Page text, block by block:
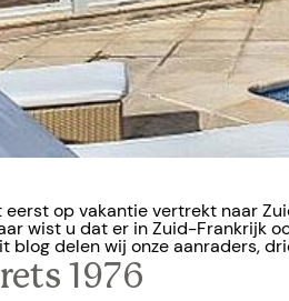
eerst op vakantie vertrekt naar
wist u dat er in Zuid-Frankrijk
blog delen wij onze aanraders,
1976